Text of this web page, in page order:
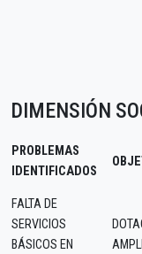
DIMENSIÓN
PROBLEMAS
IDENTIFICADOS
FALTA DE
SERVICIOS
BÁSICOS EN